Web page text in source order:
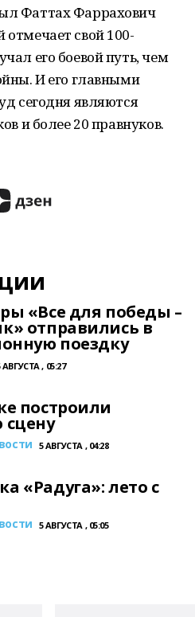
Фаттах Фаррахович
свой 100-
его боевой путь, чем
И его главными
сегодня являются
и более 20 правнуков.
«Все для победы –
отправились в
поездку
АВГУСТА , 05:27
построили
5 АВГУСТА , 04:28
«Радуга»: лето с
5 АВГУСТА , 05:05